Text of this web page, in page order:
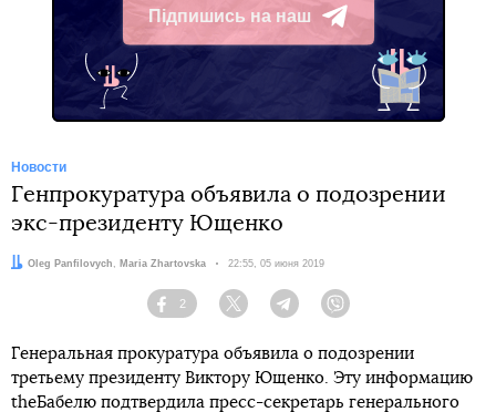
Підпишись на наш
Telegram
Новости
Генпрокуратура объявила о подозрении
экс-президенту Ющенко
Авторы:
Oleg Panfilovych , Maria Zhartovska Дата:
22:55, 05 июня 2019
Facebook
2
Twitter TelegramViber
Генеральная прокуратура объявила о подозрении
третьему президенту Виктору Ющенко. Эту информацию
theБабелю подтвердила пресс-секретарь генерального